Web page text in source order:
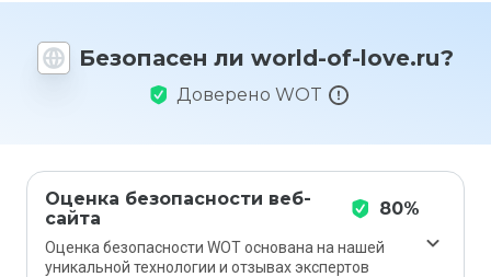
Безопасен ли world-of-love.ru?
Доверено WOT
Оценка безопасности веб-
сайта
80%
Оценка безопасности WOT основана на нашей
уникальной технологии и отзывах экспертов
сайт от
1 до 5?